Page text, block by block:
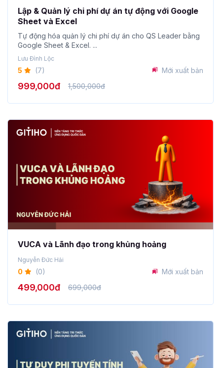
Lập & Quản lý chi phí dự án tự động với Google
Sheet và Excel
Tự động hóa quản lý chi phí dự án cho QS Leader bằng
Google Sheet & Excel. ...
Lưu Đình Lộc
5 (7) Mới xuất bản
999,000đ 1,500,000đ
VUCA và Lãnh đạo trong khủng hoảng
Nguyễn Đức Hải
0 (0) Mới xuất bản
499,000đ 699,000đ